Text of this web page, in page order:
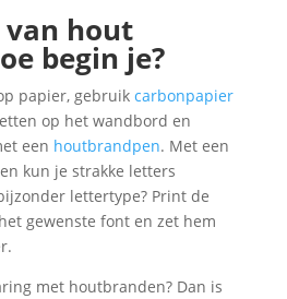
hout
begin je?
papier, gebruik carbonpapier
op het wandbord en
een houtbrandpen. Met een
kun je strakke letters
lettertype? Print de
gewenste font en zet hem
met houtbranden? Dan is